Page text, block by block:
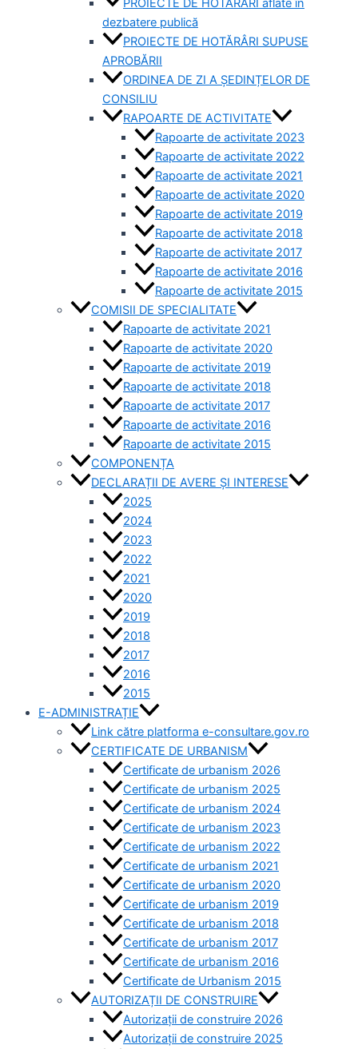
dezbatere publică
PROIECTE DE HOTĂRÂRI SUPUSE
APROBĂRII
ORDINEA DE ZI A ȘEDINȚELOR DE
CONSILIU
RAPOARTE DE ACTIVITATE
Rapoarte de activitate 2023
Rapoarte de activitate 2022
Rapoarte de activitate 2021
Rapoarte de activitate 2020
Rapoarte de activitate 2019
Rapoarte de activitate 2018
Rapoarte de activitate 2017
Rapoarte de activitate 2016
Rapoarte de activitate 2015
COMISII DE SPECIALITATE
Rapoarte de activitate 2021
Rapoarte de activitate 2020
Rapoarte de activitate 2019
Rapoarte de activitate 2018
Rapoarte de activitate 2017
Rapoarte de activitate 2016
Rapoarte de activitate 2015
COMPONENȚA
DECLARAȚII DE AVERE ȘI INTERESE
2025
2024
2023
2022
2021
2020
2019
2018
2017
2016
2015
E-ADMINISTRAȚIE
Link către platforma e-consultare.gov.ro
CERTIFICATE DE URBANISM
Certificate de urbanism 2026
Certificate de urbanism 2025
Certificate de urbanism 2024
Certificate de urbanism 2023
Certificate de urbanism 2022
Certificate de urbanism 2021
Certificate de urbanism 2020
Certificate de urbanism 2019
Certificate de urbanism 2018
Certificate de urbanism 2017
Certificate de urbanism 2016
Certificate de Urbanism 2015
AUTORIZAȚII DE CONSTRUIRE
Autorizații de construire 2026
Autorizații de construire 2025